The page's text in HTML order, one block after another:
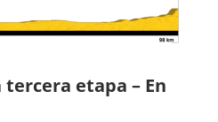
etapa – En